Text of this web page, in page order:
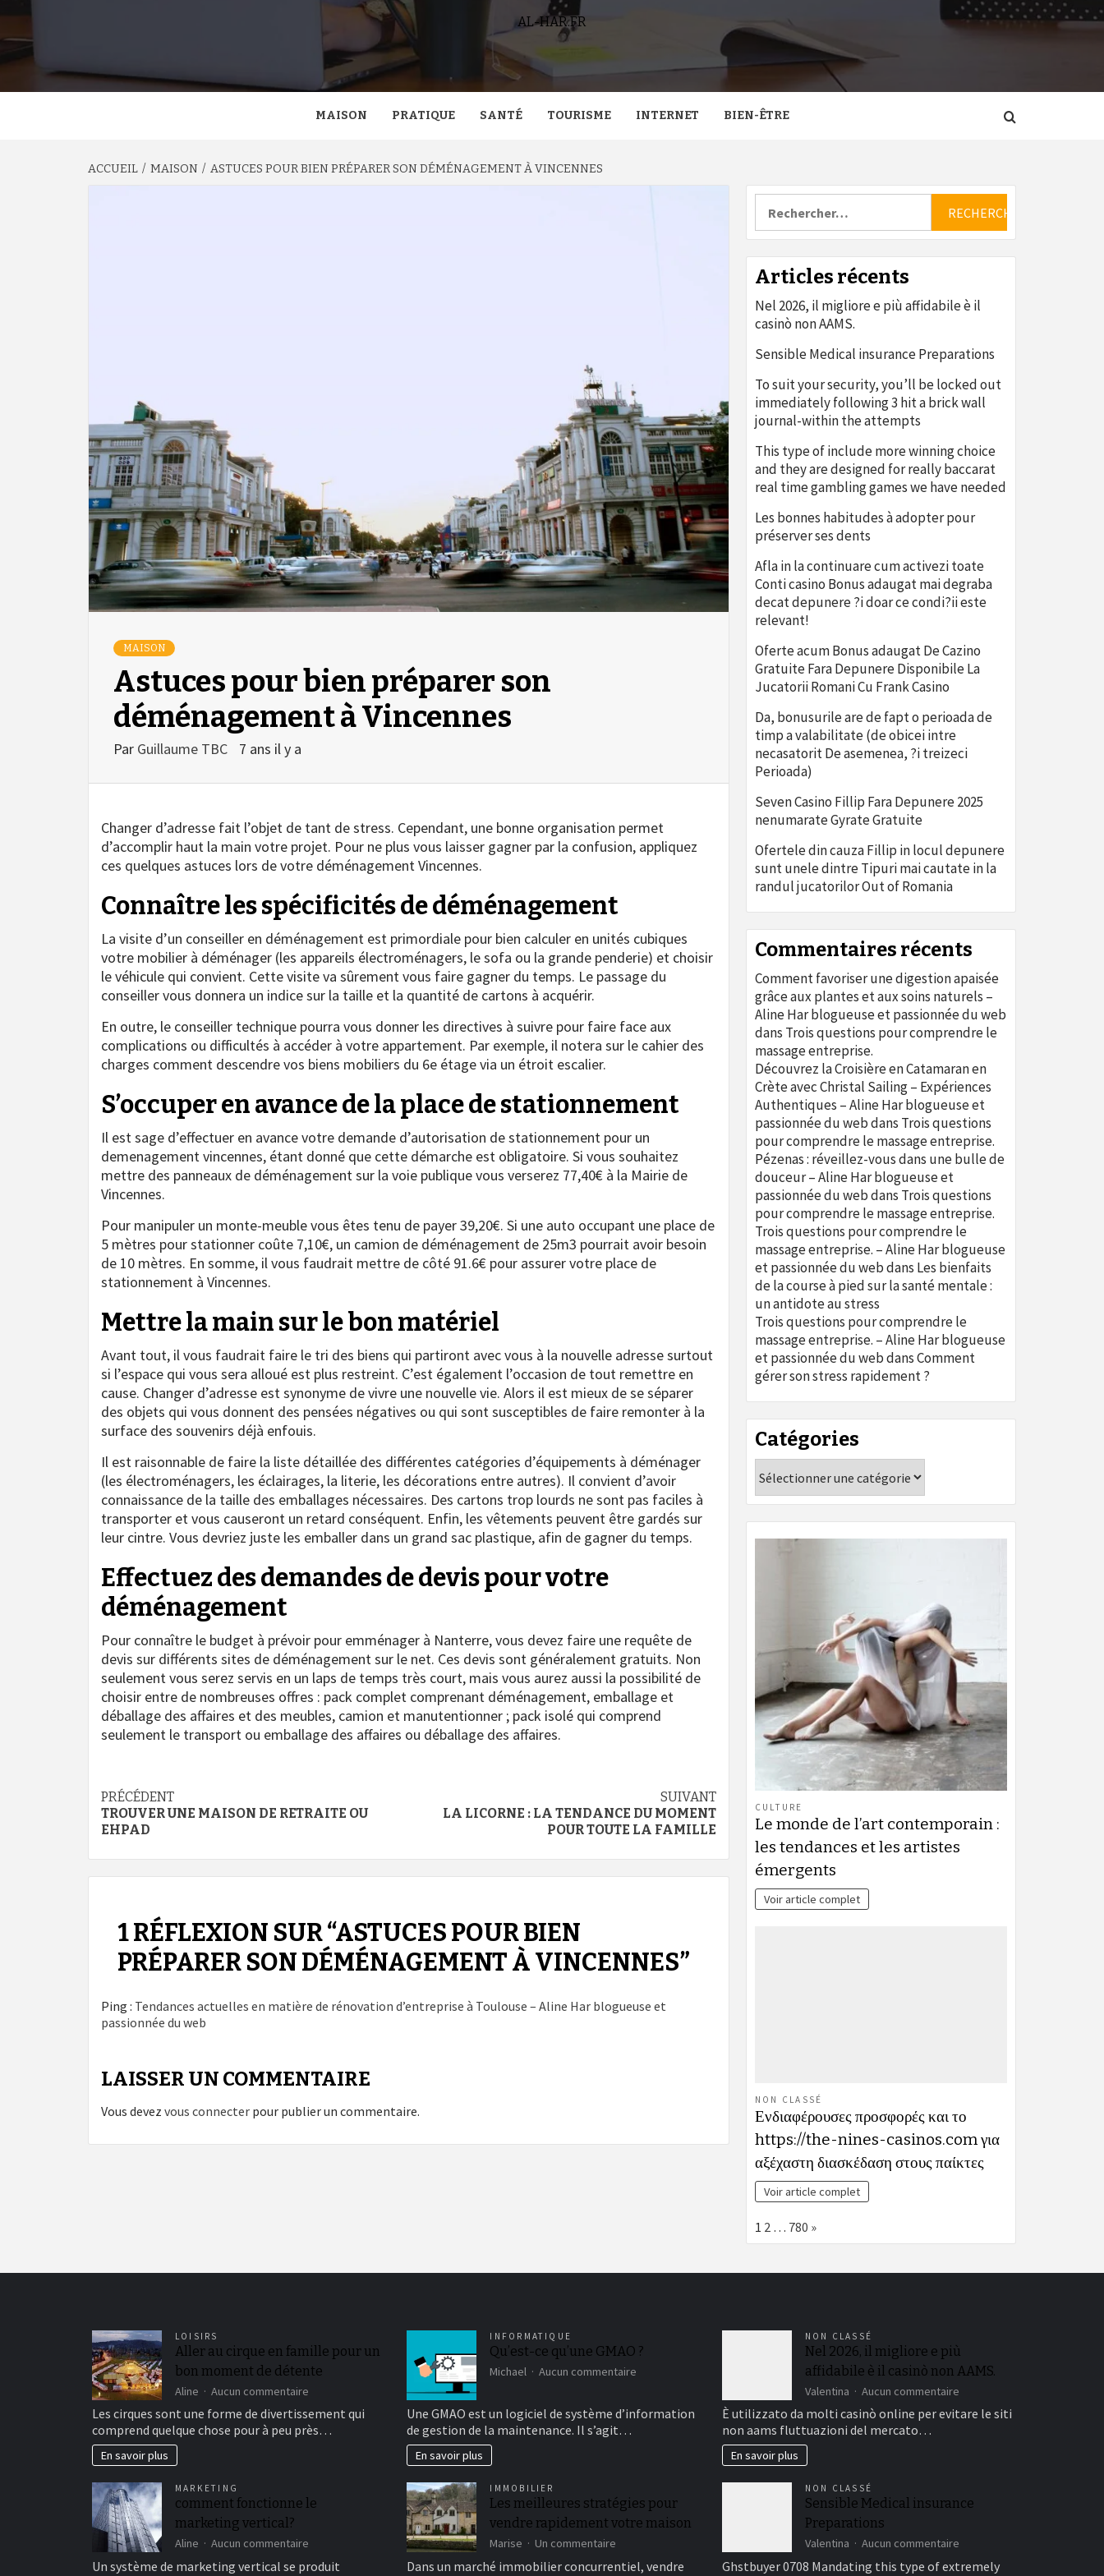
AL-HAR.FR
MAISON PRATIQUE SANTÉ TOURISME INTERNET BIEN-ÊTRE
ACCUEIL MAISON ASTUCES POUR BIEN PRÉPARER SON DÉMÉNAGEMENT À VINCENNES
MAISON
Astuces pour bien préparer son
déménagement à Vincennes
Par Guillaume TBC 7 ans il y a
Changer d’adresse fait l’objet de tant de stress. Cependant, une bonne organisation permet
d’accomplir haut la main votre projet. Pour ne plus vous laisser gagner par la confusion, appliquez
ces quelques astuces lors de votre déménagement Vincennes.
Connaître les spécificités de déménagement
La visite d’un conseiller en déménagement est primordiale pour bien calculer en unités cubiques
votre mobilier à déménager (les appareils électroménagers, le sofa ou la grande penderie) et choisir
le véhicule qui convient. Cette visite va sûrement vous faire gagner du temps. Le passage du
conseiller vous donnera un indice sur la taille et la quantité de cartons à acquérir.
En outre, le conseiller technique pourra vous donner les directives à suivre pour faire face aux
complications ou difficultés à accéder à votre appartement. Par exemple, il notera sur le cahier des
charges comment descendre vos biens mobiliers du 6e étage via un étroit escalier.
S’occuper en avance de la place de stationnement
Il est sage d’effectuer en avance votre demande d’autorisation de stationnement pour un
demenagement vincennes, étant donné que cette démarche est obligatoire. Si vous souhaitez
mettre des panneaux de déménagement sur la voie publique vous verserez 77,40€ à la Mairie de
Vincennes.
Pour manipuler un monte-meuble vous êtes tenu de payer 39,20€. Si une auto occupant une place de
5 mètres pour stationner coûte 7,10€, un camion de déménagement de 25m3 pourrait avoir besoin
de 10 mètres. En somme, il vous faudrait mettre de côté 91.6€ pour assurer votre place de
stationnement à Vincennes.
Mettre la main sur le bon matériel
Avant tout, il vous faudrait faire le tri des biens qui partiront avec vous à la nouvelle adresse surtout
si l’espace qui vous sera alloué est plus restreint. C’est également l’occasion de tout remettre en
cause. Changer d’adresse est synonyme de vivre une nouvelle vie. Alors il est mieux de se séparer
des objets qui vous donnent des pensées négatives ou qui sont susceptibles de faire remonter à la
surface des souvenirs déjà enfouis.
Il est raisonnable de faire la liste détaillée des différentes catégories d’équipements à déménager
(les électroménagers, les éclairages, la literie, les décorations entre autres). Il convient d’avoir
connaissance de la taille des emballages nécessaires. Des cartons trop lourds ne sont pas faciles à
transporter et vous causeront un retard conséquent. Enfin, les vêtements peuvent être gardés sur
leur cintre. Vous devriez juste les emballer dans un grand sac plastique, afin de gagner du temps.
Effectuez des demandes de devis pour votre
déménagement
Pour connaître le budget à prévoir pour emménager à Nanterre, vous devez faire une requête de
devis sur différents sites de déménagement sur le net. Ces devis sont généralement gratuits. Non
seulement vous serez servis en un laps de temps très court, mais vous aurez aussi la possibilité de
choisir entre de nombreuses offres : pack complet comprenant déménagement, emballage et
déballage des affaires et des meubles, camion et manutentionner ; pack isolé qui comprend
seulement le transport ou emballage des affaires ou déballage des affaires.
Navigation
d’article
PRÉCÉDENT
TROUVER UNE MAISON DE RETRAITE OU
EHPAD
SUIVANT
LA LICORNE : LA TENDANCE DU MOMENT
POUR TOUTE LA FAMILLE
1 RÉFLEXION SUR “ASTUCES POUR BIEN
PRÉPARER SON DÉMÉNAGEMENT À VINCENNES”
Ping : Tendances actuelles en matière de rénovation d’entreprise à Toulouse – Aline Har blogueuse et
passionnée du web
LAISSER UN COMMENTAIRE
Vous devez vous connecter pour publier un commentaire.
Articles récents
Nel 2026, il migliore e più affidabile è il
casinò non AAMS.
Sensible Medical insurance Preparations
To suit your security, you’ll be locked out
immediately following 3 hit a brick wall
journal-within the attempts
This type of include more winning choice
and they are designed for really baccarat
real time gambling games we have needed
Les bonnes habitudes à adopter pour
préserver ses dents
Afla in la continuare cum activezi toate
Conti casino Bonus adaugat mai degraba
decat depunere ?i doar ce condi?ii este
relevant!
Oferte acum Bonus adaugat De Cazino
Gratuite Fara Depunere Disponibile La
Jucatorii Romani Cu Frank Casino
Da, bonusurile are de fapt o perioada de
timp a valabilitate (de obicei intre
necasatorit De asemenea, ?i treizeci
Perioada)
Seven Casino Fillip Fara Depunere 2025
nenumarate Gyrate Gratuite
Ofertele din cauza Fillip in locul depunere
sunt unele dintre Tipuri mai cautate in la
randul jucatorilor Out of Romania
Commentaires récents
Comment favoriser une digestion apaisée
grâce aux plantes et aux soins naturels –
Aline Har blogueuse et passionnée du web
dans Trois questions pour comprendre le
massage entreprise.
Découvrez la Croisière en Catamaran en
Crète avec Christal Sailing – Expériences
Authentiques – Aline Har blogueuse et
passionnée du webdans Trois questions
pour comprendre le massage entreprise.
Pézenas : réveillez-vous dans une bulle de
douceur – Aline Har blogueuse et
passionnée du webdans Trois questions
pour comprendre le massage entreprise.
Trois questions pour comprendre le
massage entreprise. – Aline Har blogueuse
et passionnée du webdans Les bienfaits
de la course à pied sur la santé mentale :
un antidote au stress
Trois questions pour comprendre le
massage entreprise. – Aline Har blogueuse
et passionnée du webdansComment
gérer son stress rapidement ?
Catégories
CULTURE
Le monde de l’art contemporain :
les tendances et les artistes
émergents
Voir article complet
NON CLASSÉ
Ενδιαφέρουσες προσφορές και το
https://the-nines-casinos.com για
αξέχαστη διασκέδαση στους παίκτες
Voir article complet
Page:
1 2 … 780 Next
»
LOISIRS
Aller au cirque en famille pour un
bon moment de détente
Aline Aucun commentaire
au
cirque
bon
Les cirques sont une forme de divertissement qui
comprend quelque chose pour à peu près…
En savoir plus
MARKETING
comment fonctionne le
marketing vertical?
Aline Aucun commentaire
fonctionne
Un système de marketing vertical se produit
INFORMATIQUE
Qu’est-ce qu’une GMAO ?
Michael Aucun commentaire
qu’une
Une GMAO est un logiciel de système d’information
de gestion de la maintenance. Il s’agit…
En savoir plus
IMMOBILIER
Les meilleures stratégies pour
vendre rapidement votre maison
Marise Un commentaire
meilleures
Dans un marché immobilier concurrentiel, vendre
NON CLASSÉ
Nel 2026, il migliore e più
affidabile è il casinò non AAMS.
Valentina Aucun commentairesur
2026,
è
AAMS.
È utilizzato da molti casinò online per evitare le siti
non aams fluttuazioni del mercato…
En savoir plus
NON CLASSÉ
Sensible Medical insurance
Preparations
Valentina Aucun commentairesur
Medical
Ghstbuyer 0708 Mandating this type of extremely